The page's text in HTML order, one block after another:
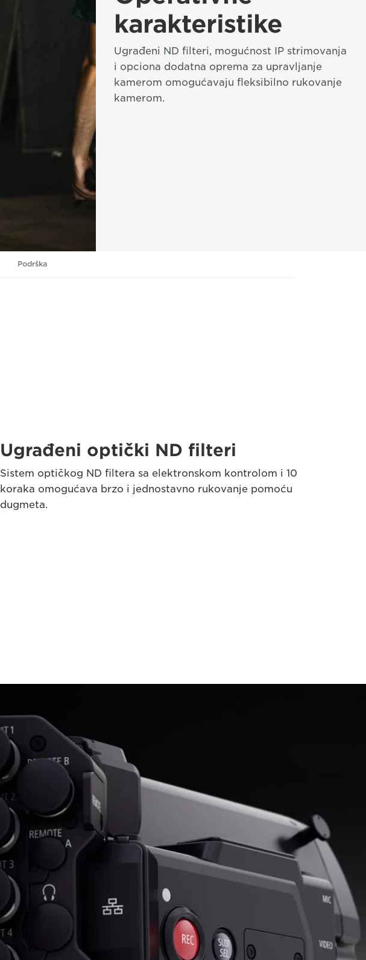
karakteristike
Ugrađeni ND filteri, mogućnost IP strimovanja
i opciona dodatna oprema za upravljanje
kamerom omogućavaju fleksibilno rukovanje
kamerom.
Podrška
Ugrađeni optički ND filteri
Sistem optičkog ND filtera sa elektronskom kontrolom i 10
koraka omogućava brzo i jednostavno rukovanje pomoću
dugmeta.